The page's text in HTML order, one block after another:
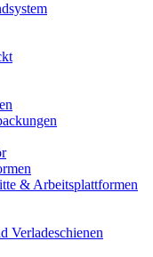
& Arbeitsplattformen
Verladeschienen